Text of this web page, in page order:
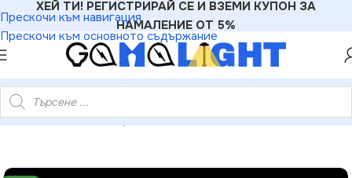
Прескочи към навигация
Прескочи към основното съдържание
ХЕЙ ТИ! РЕГИСТРИРАЙ СЕ И ВЗЕМИ КУПОН ЗА
НАМАЛЕНИЕ ОТ 5%
LED 6м лента студено бяло флаш IP44 Ø56см 1.5м кабел